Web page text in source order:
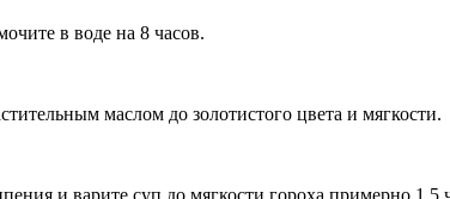
в воде на 8 часов.
маслом до золотистого цвета и мягкости.